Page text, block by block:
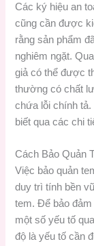
Các ký hiệu an
cũng cần được
rằng sản phẩm
nghiêm ngặt.
giả có thể được
thường có chất
chứa lỗi chính
biết qua các chi
Cách Bảo Quản
Việc bảo quản
duy trì tính bền
tem. Để bảo đảm
một số yếu tố
độ là yếu tố cần